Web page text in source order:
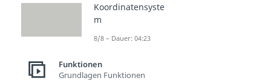
Koordinatensyste
m
8/8 – Dauer: 04:23
Funktionen
Grundlagen Funktionen